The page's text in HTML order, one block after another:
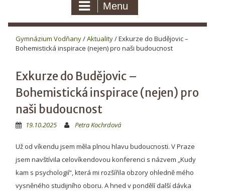
Menu
Gymnázium Vodňany/Aktuality/Exkurze do Budějovic –
Bohemistická inspirace (nejen) pro naši budoucnost
Exkurze do Budějovic –
Bohemistická inspirace (nejen) pro
naši budoucnost
19.10.2025 Petra Kochrdová
Už od víkendu jsem měla plnou hlavu budoucnosti. V Praze
jsem navštívila celovíkendovou konferenci s názvem „Kudy
kam s psychologií“, která mi rozšířila obzory ohledně mého
vysněného studijního oboru. A hned v pondělí další dávka